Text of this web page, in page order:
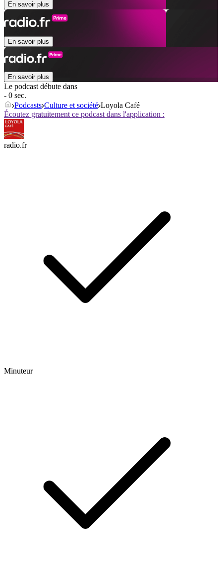
En savoir plus
En savoir plus
En savoir plus
Le podcast débute dans
- 0 sec.
Podcasts Culture et société Loyola Café
Écoutez gratuitement ce podcast dans l'application :
radio.fr
Minuteur